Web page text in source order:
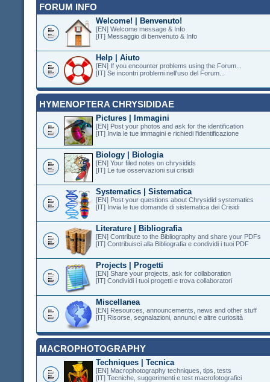
FORUM INFO
Welcome! | Benvenuto!
[EN] Welcome message & Info
[IT] Messaggio di benvenuto & Info
Help | Aiuto
[EN] If you encounter problems using the Forum...
[IT] Se incontri problemi nell'uso del Forum...
HYMENOPTERA CHRYSIDIDAE
Pictures | Immagini
[EN] Post your photos and ask for the identification
[IT] Invia le tue immagini e richiedi l'identificazione
Biology | Biologia
[EN] Your filed notes on chrysidids
[IT] Le tue osservazioni sui crisidi
Systematics | Sistematica
[EN] Post your questions about Chrysidid systematics
[IT] Invia le tue domande di sistematica dei Crisidi
Literature | Bibliografia
[EN] Contribute to the Bibliography and share your PDFs
[IT] Contribuisci alla Bibliografia e condividi i tuoi PDF
Projects | Progetti
[EN] Share your projects, ask for collaboration
[IT] Condividi i tuoi progetti e trova collaboratori
Miscellanea
[EN] Resources, announcements, news and other stuff
[IT] Risorse, segnalazioni, annunci e altre curiosità
MACROPHOTOGRAPHY
Techniques | Tecnica
[EN] Macrophotography techniques, tips, tests
[IT] Tecniche, suggerimenti e test macrofotografici